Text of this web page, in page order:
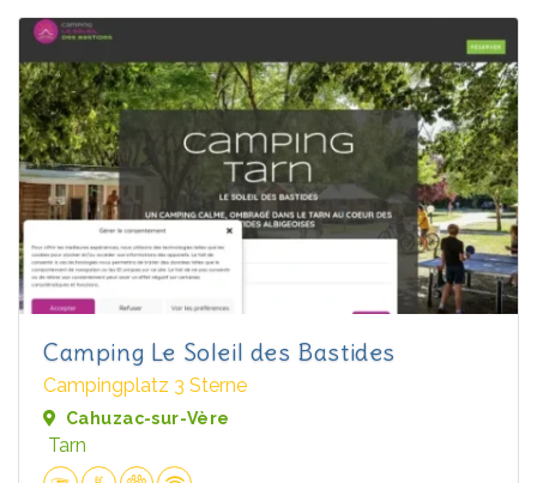
Camping Le Soleil des Bastides
Campingplatz 3 Sterne
Cahuzac-sur-Vère
Tarn